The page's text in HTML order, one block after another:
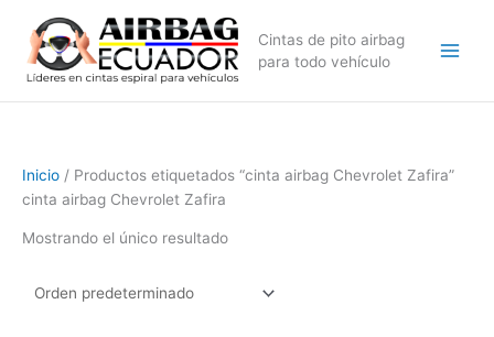
contenido
Cintas de pito airbag
para todo vehículo
Inicio / Productos etiquetados “cinta airbag Chevrolet Zafira”
cinta airbag Chevrolet Zafira
Mostrando el único resultado